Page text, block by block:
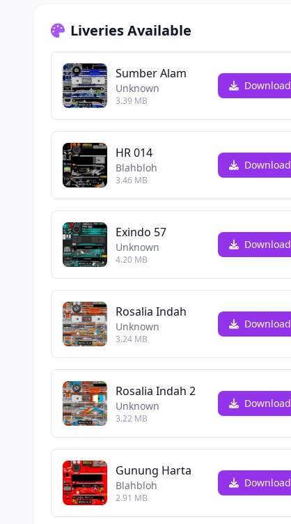
Liveries Available
Sumber Alam
Unknown
3.39 MB
Download
HR 014
Blahbloh
3.46 MB
Download
Exindo 57
Unknown
4.20 MB
Download
Rosalia Indah
Unknown
3.24 MB
Download
Rosalia Indah 2
Unknown
3.22 MB
Download
Gunung Harta
Blahbloh
2.91 MB
Download